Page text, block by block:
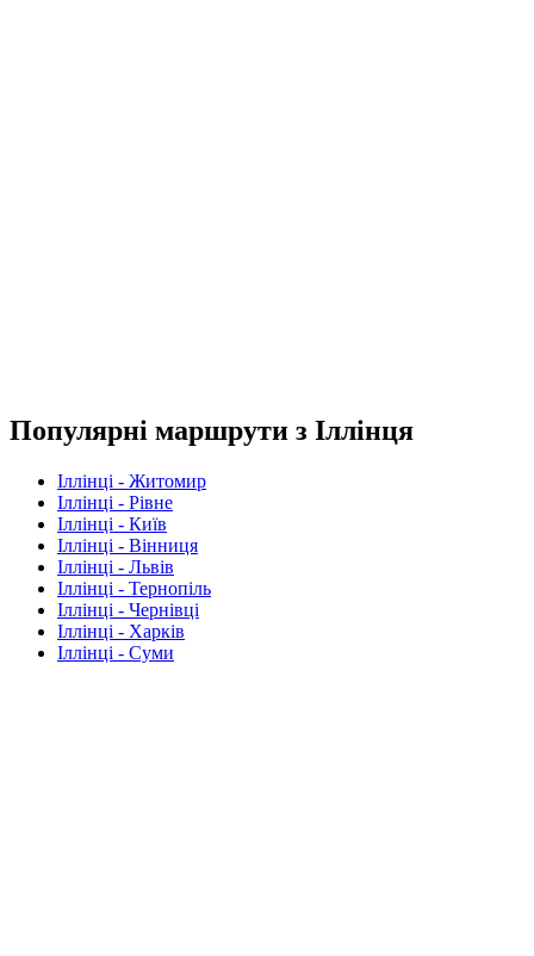
Популярні маршрути з Іллінця
Іллінці - Житомир
Іллінці - Рівне
Іллінці - Київ
Іллінці - Вінниця
Іллінці - Львів
Іллінці - Тернопіль
Іллінці - Чернівці
Іллінці - Харків
Іллінці - Суми